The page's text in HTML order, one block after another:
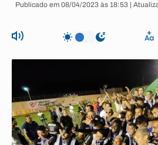
Publicado em 08/04/2023 às 18:53 |